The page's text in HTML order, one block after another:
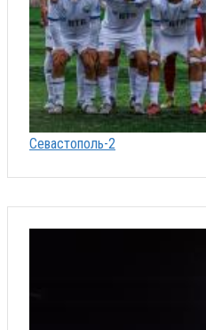
Севастополь-2